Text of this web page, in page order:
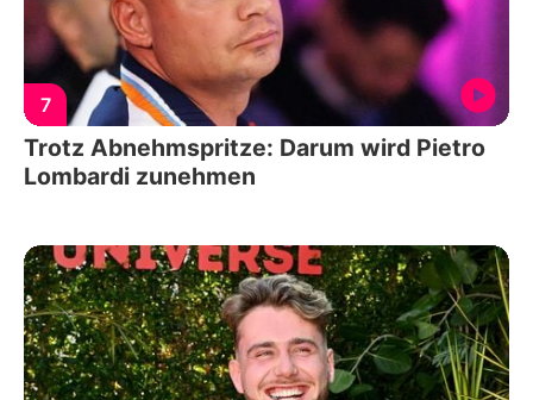
7
Trotz Abnehmspritze: Darum wird Pietro
Lombardi zunehmen